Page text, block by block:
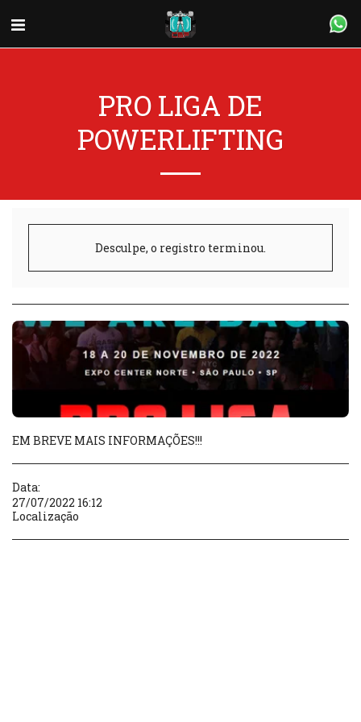
PRO LIGA DE
POWERLIFTING
Desculpe, o registro terminou.
EM BREVE MAIS INFORMAÇÕES!!!
Data:
27/07/2022 16:12
Localização